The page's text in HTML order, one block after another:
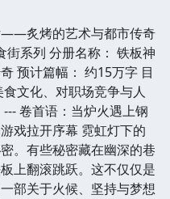
——炙烤的艺术与都市传奇
街系列 分册名称： 铁板神
预计篇幅： 约15万字 目
文化、对职场竞争与人
卷首语：当炉火遇上钢
戏拉开序幕 霓虹灯下的
。有些秘密藏在幽深的巷
上翻滚跳跃。这不仅仅是
部关于火候、坚持与梦想